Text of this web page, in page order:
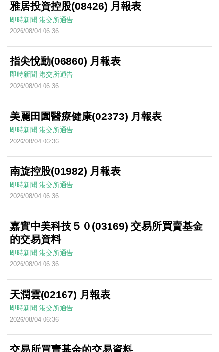
雅居投資控股(08426) 月報表
即時新聞 港交所通告
2026/08/04 06:36
指尖悅動(06860) 月報表
即時新聞 港交所通告
2026/08/04 06:36
美麗田園醫療健康(02373) 月報表
即時新聞 港交所通告
2026/08/04 06:36
南旋控股(01982) 月報表
即時新聞 港交所通告
2026/08/04 06:36
嘉實中美科技５０(03169) 交易所買賣基金
的交易資料
即時新聞 港交所通告
2026/08/04 06:36
天潤雲(02167) 月報表
即時新聞 港交所通告
2026/08/04 06:36
交易所買賣基金的交易資料